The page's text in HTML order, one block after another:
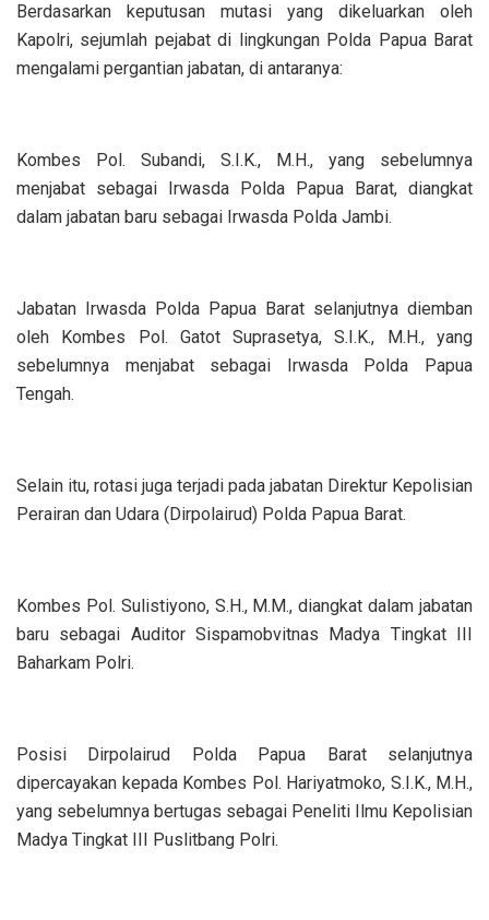
‎Berdasarkan keputusan mutasi yang dikeluarkan oleh
Kapolri, sejumlah pejabat di lingkungan Polda Papua Barat
mengalami pergantian jabatan, di antaranya:
‎Kombes Pol. Subandi, S.I.K., M.H., yang sebelumnya
menjabat sebagai Irwasda Polda Papua Barat, diangkat
dalam jabatan baru sebagai Irwasda Polda Jambi.
‎Jabatan Irwasda Polda Papua Barat selanjutnya diemban
oleh Kombes Pol. Gatot Suprasetya, S.I.K., M.H., yang
sebelumnya menjabat sebagai Irwasda Polda Papua
Tengah.
‎Selain itu, rotasi juga terjadi pada jabatan Direktur Kepolisian
Perairan dan Udara (Dirpolairud) Polda Papua Barat.
‎Kombes Pol. Sulistiyono, S.H., M.M., diangkat dalam jabatan
baru sebagai Auditor Sispamobvitnas Madya Tingkat III
Baharkam Polri.
‎Posisi Dirpolairud Polda Papua Barat selanjutnya
dipercayakan kepada Kombes Pol. Hariyatmoko, S.I.K., M.H.,
yang sebelumnya bertugas sebagai Peneliti Ilmu Kepolisian
Madya Tingkat III Puslitbang Polri.